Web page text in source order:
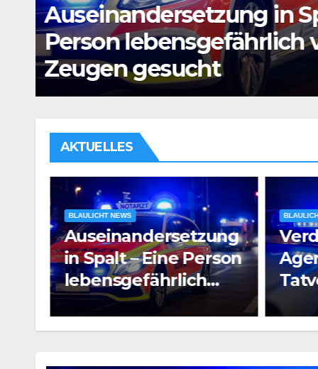
Verdacht auf
Tatverdächtiger in
Untersuchungshaft
AKTUELLES
BLAULICHT NEWS
Verdacht auf
Agententätigkeit:
Tatverdächtiger in
Untersuchungshaft
e